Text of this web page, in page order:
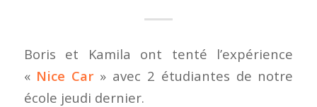
Boris et Kamila ont tenté l’expérience
« Nice Car » avec 2 étudiantes de notre
école jeudi dernier.